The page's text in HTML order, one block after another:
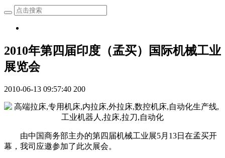
2010年第四届印度（孟买）国际机械工业
展览会
2010-06-13 09:57:40 200
由中国商务部主办的第四届机械工业展5月13日在孟买开
幕，我司应邀参加了此次展会。